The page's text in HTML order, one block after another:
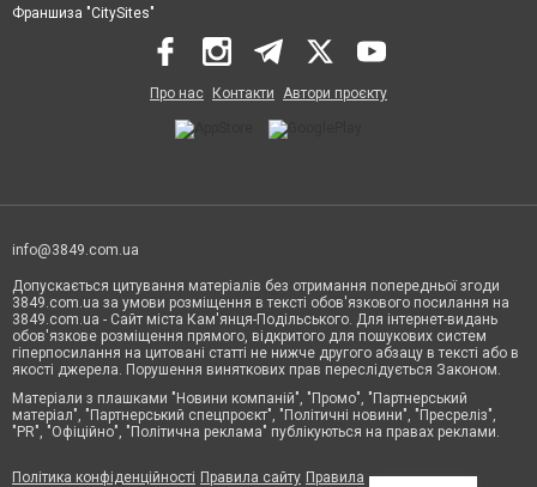
Франшиза "CitySites"
Про нас Контакти Автори проєкту
info@3849.com.ua
Допускається цитування матеріалів без отримання попередньої згоди
3849.com.ua за умови розміщення в тексті обов'язкового посилання на
3849.com.ua - Сайт міста Кам'янця-Подільського. Для інтернет-видань
обов'язкове розміщення прямого, відкритого для пошукових систем
гіперпосилання на цитовані статті не нижче другого абзацу в тексті або в
якості джерела. Порушення виняткових прав переслідується Законом.
Матеріали з плашками "Новини компаній", "Промо", "Партнерський
матеріал", "Партнерський спецпроєкт", "Політичні новини", "Пресреліз",
"PR", "Офіційно", "Політична реклама" публікуються на правах реклами.
Політика конфіденційності Правила сайту Правила